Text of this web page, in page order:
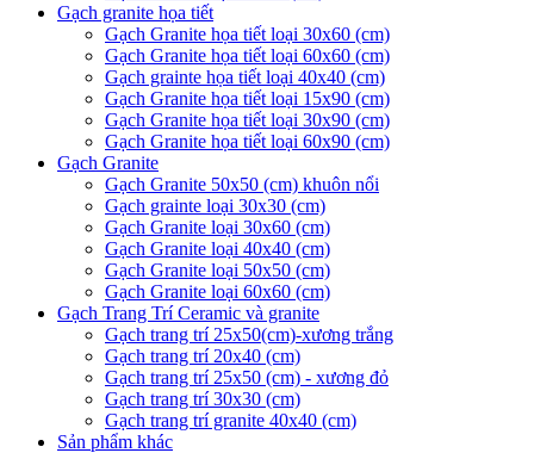
Gạch granite họa tiết
Gạch Granite họa tiết loại 30x60 (cm)
Gạch Granite họa tiết loại 60x60 (cm)
Gạch grainte họa tiết loại 40x40 (cm)
Gạch Granite họa tiết loại 15x90 (cm)
Gạch Granite họa tiết loại 30x90 (cm)
Gạch Granite họa tiết loại 60x90 (cm)
Gạch Granite
Gạch Granite 50x50 (cm) khuôn nổi
Gạch grainte loại 30x30 (cm)
Gạch Granite loại 30x60 (cm)
Gạch Granite loại 40x40 (cm)
Gạch Granite loại 50x50 (cm)
Gạch Granite loại 60x60 (cm)
Gạch Trang Trí Ceramic và granite
Gạch trang trí 25x50(cm)-xương trắng
Gạch trang trí 20x40 (cm)
Gạch trang trí 25x50 (cm) - xương đỏ
Gạch trang trí 30x30 (cm)
Gạch trang trí granite 40x40 (cm)
Sản phẩm khác